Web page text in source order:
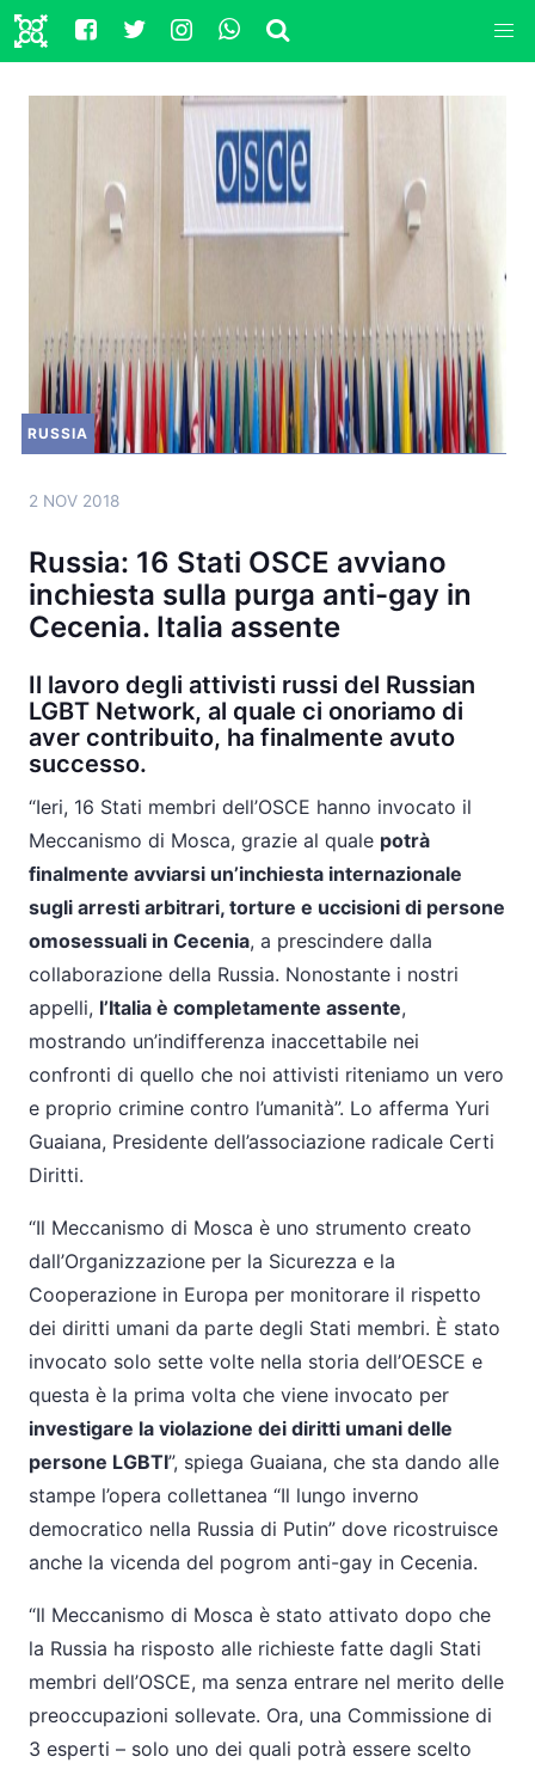
RUSSIA
2 NOV 2018
Russia: 16 Stati OSCE avviano
inchiesta sulla purga anti-gay in
Cecenia. Italia assente
Il lavoro degli attivisti russi del Russian
LGBT Network, al quale ci onoriamo di
aver contribuito, ha finalmente avuto
successo.
“Ieri, 16 Stati membri dell’OSCE hanno invocato il
Meccanismo di Mosca, grazie al quale potrà
finalmente avviarsi un’inchiesta internazionale
sugli arresti arbitrari, torture e uccisioni di persone
omosessuali in Cecenia, a prescindere dalla
collaborazione della Russia. Nonostante i nostri
appelli, l’Italia è completamente assente,
mostrando un’indifferenza inaccettabile nei
confronti di quello che noi attivisti riteniamo un vero
e proprio crimine contro l’umanità”. Lo afferma Yuri
Guaiana, Presidente dell’associazione radicale Certi
Diritti.
“Il Meccanismo di Mosca è uno strumento creato
dall’Organizzazione per la Sicurezza e la
Cooperazione in Europa per monitorare il rispetto
dei diritti umani da parte degli Stati membri. È stato
invocato solo sette volte nella storia dell’OESCE e
questa è la prima volta che viene invocato per
investigare la violazione dei diritti umani delle
persone LGBTI”, spiega Guaiana, che sta dando alle
stampe l’opera collettanea “Il lungo inverno
democratico nella Russia di Putin” dove ricostruisce
anche la vicenda del pogrom anti-gay in Cecenia.
“Il Meccanismo di Mosca è stato attivato dopo che
la Russia ha risposto alle richieste fatte dagli Stati
membri dell’OSCE, ma senza entrare nel merito delle
preoccupazioni sollevate. Ora, una Commissione di
3 esperti – solo uno dei quali potrà essere scelto